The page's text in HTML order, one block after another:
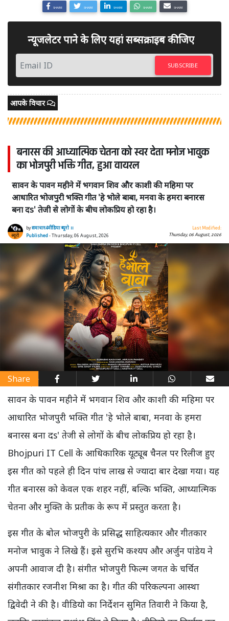
SHARE SHARE SHARE SHARE SHARE
न्यूजलेटर पाने के लिए यहां सब्सक्राइब कीजिए
SUBSCRIBE
आपके विचार
बनारस की आध्यात्मिक चेतना को स्वर देता मनोज भावुक
का भोजपुरी भक्ति गीत, हुआ वायरल
सावन के पावन महीने में भगवान शिव और काशी की महिमा पर
आधारित भोजपुरी भक्ति गीत 'हे भोले बाबा, मनवा के हमरा बनारस
बना दs' तेजी से लोगों के बीच लोकप्रिय हो रहा है।
byसमाचार4मीडिया ब्यूरो ।।
Published - Thursday, 06 August, 2026
Last Modified:
Thursday, 06 August, 2026
Share
सावन के पावन महीने में भगवान शिव और काशी की महिमा पर
आधारित भोजपुरी भक्ति गीत 'हे भोले बाबा, मनवा के हमरा
बनारस बना दs' तेजी से लोगों के बीच लोकप्रिय हो रहा है।
Bhojpuri IT Cell के आधिकारिक यूट्यूब चैनल पर रिलीज हुए
इस गीत को पहले ही दिन पांच लाख से ज्यादा बार देखा गया। यह
गीत बनारस को केवल एक शहर नहीं, बल्कि भक्ति, आध्यात्मिक
चेतना और मुक्ति के प्रतीक के रूप में प्रस्तुत करता है।
इस गीत के बोल भोजपुरी के प्रसिद्ध साहित्यकार और गीतकार
मनोज भावुक ने लिखे हैं। इसे सुरभि कश्यप और अर्जुन पांडेय ने
अपनी आवाज दी है। संगीत भोजपुरी फिल्म जगत के चर्चित
संगीतकार रजनीश मिश्रा का है। गीत की परिकल्पना आस्था
द्विवेदी ने की है। वीडियो का निर्देशन सुमित तिवारी ने किया है,